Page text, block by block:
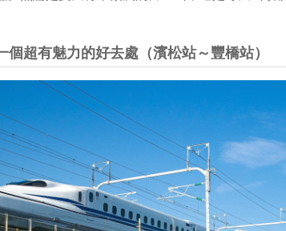
個超有魅力的好去處（濱松站～豐橋站）